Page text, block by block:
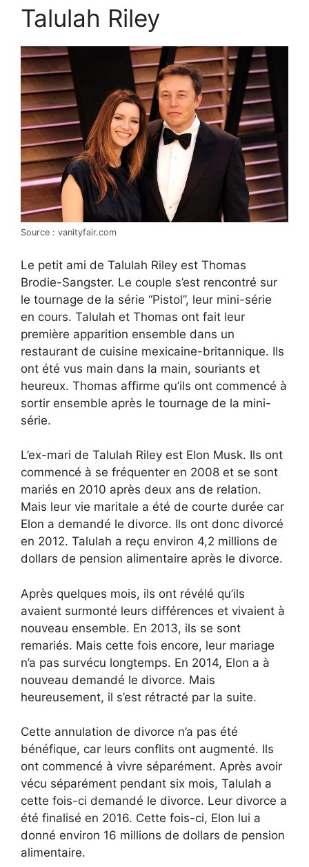
Talulah Riley
Source : vanityfair.com
Le petit ami de Talulah Riley est Thomas
Brodie-Sangster. Le couple s’est rencontré sur
le tournage de la série “Pistol”, leur mini-série
en cours. Talulah et Thomas ont fait leur
première apparition ensemble dans un
restaurant de cuisine mexicaine-britannique. Ils
ont été vus main dans la main, souriants et
heureux. Thomas affirme qu’ils ont commencé à
sortir ensemble après le tournage de la mini-
série.
L’ex-mari de Talulah Riley est Elon Musk. Ils ont
commencé à se fréquenter en 2008 et se sont
mariés en 2010 après deux ans de relation.
Mais leur vie maritale a été de courte durée car
Elon a demandé le divorce. Ils ont donc divorcé
en 2012. Talulah a reçu environ 4,2 millions de
dollars de pension alimentaire après le divorce.
Après quelques mois, ils ont révélé qu’ils
avaient surmonté leurs différences et vivaient à
nouveau ensemble. En 2013, ils se sont
remariés. Mais cette fois encore, leur mariage
n’a pas survécu longtemps. En 2014, Elon a à
nouveau demandé le divorce. Mais
heureusement, il s’est rétracté par la suite.
Cette annulation de divorce n’a pas été
bénéfique, car leurs conflits ont augmenté. Ils
ont commencé à vivre séparément. Après avoir
vécu séparément pendant six mois, Talulah a
cette fois-ci demandé le divorce. Leur divorce a
été finalisé en 2016. Cette fois-ci, Elon lui a
donné environ 16 millions de dollars de pension
alimentaire.